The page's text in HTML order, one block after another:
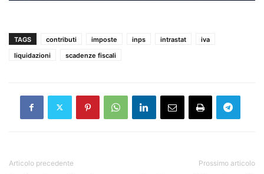
TAGS contributi imposte inps intrastat
iva
liquidazioni
scadenze fiscali
Articolo precedente Prossimo articolo